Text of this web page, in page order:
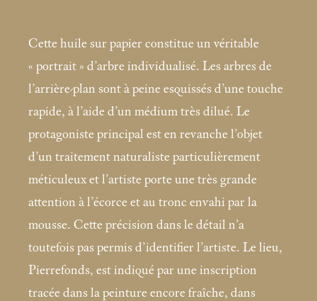
Cette huile sur papier constitue un véritable
« portrait » d’arbre individualisé. Les arbres de
l’arrière-plan sont à peine esquissés d’une touche
rapide, à l’aide d’un médium très dilué. Le
protagoniste principal est en revanche l’objet
d’un traitement naturaliste particulièrement
méticuleux et l’artiste porte une très grande
attention à l’écorce et au tronc envahi par la
mousse. Cette précision dans le détail n’a
toutefois pas permis d’identifier l’artiste. Le lieu,
Pierrefonds, est indiqué par une inscription
tracée dans la peinture encore fraîche, dans